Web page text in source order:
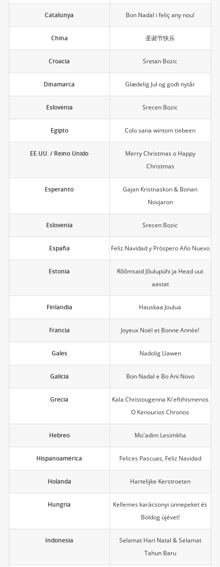
Catalunya Bon Nadal i feliç any nou!
China 圣诞节快乐
Croacia Sretan Bozic
Dinamarca Glædelig Jul og godt nytår
Eslovenia Srecen Bozic
Egipto Colo sana wintom tiebeen
EE.UU. / Reino Unido
Merry Christmas o Happy
Christmas
Esperanto
Gajan Kristnaskon & Bonan
Novjaron
Eslovenia Srecen Bozic
España Feliz Navidad y Próspero Año Nuevo
Estonia
Rõõmsaid Jõulupühi ja Head uut
aastat
Finlandia Hauskaa Joulua
Francia Joyeux Noël et Bonne Année!
Gales Nadolig Llawen
Galicia Bon Nadal e Bo Ani Novo
Grecia
Kala Christougenna Ki'eftihismenos
O Kenourios Chronos
Hebreo Mo'adim Lesimkha
Hispanoamérica Felices Pascuas, Feliz Navidad
Holanda Hartelijke Kerstroeten
Hungría
Kellemes karácsonyi ünnepeket és
Boldog újévet!
Indonesia
Selamat Hari Natal & Selamat
Tahun Baru